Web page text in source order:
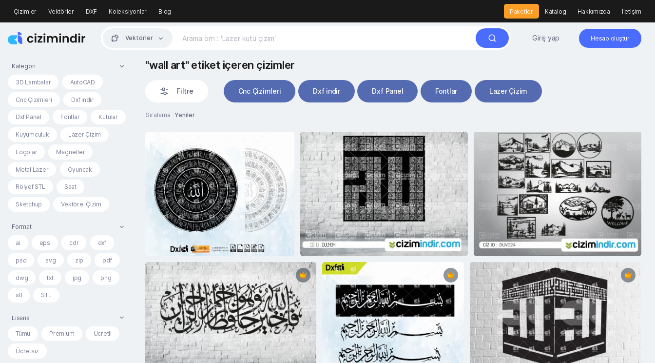
Çizimler Vektörler DXF Koleksiyonlar Blog Paketler Katalog Hakkımızda İletişim
Vektörler Giriş yap Hesap oluştur
Kategori
3D Lambalar AutoCAD
Cnc Çizimleri Dxf indir
Dxf Panel Fontlar Kutular
Kuyumculuk Lazer Çizim
Logolar Magnetler
Metal Lazer Oyuncak
Rölyef STL Saat
Sketchup Vektörel Çizim
Format
ai eps cdr dxf
psd svg zip pdf
dwg txt jpg png
stl STL
Lisans
Tümü Premium Ücretli
Ücretsiz
"wall art" etiket içeren çizimler
Filtre Cnc Çizimleri Dxf indir Dxf Panel Fontlar Lazer Çizim
Sıralama Yeniler